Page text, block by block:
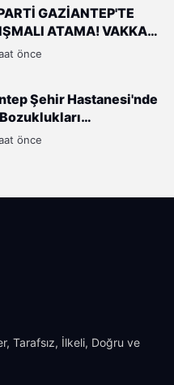
GAZİANTEP'TE
ATAMA! VAKKAS
YERİNE ERHAN DENİZ
önce
Şehir Hastanesi'nde
Hizmete Açıldı
önce
Tarafsız, İlkeli, Doğru ve